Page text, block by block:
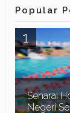
Popular
Senarai
Negeri